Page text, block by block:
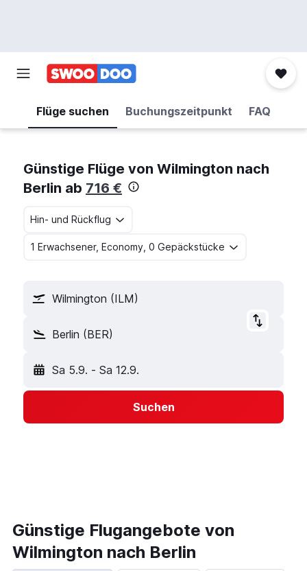
Flüge suchen Buchungszeitpunkt FAQ
Günstige Flüge von Wilmington nach
Berlin ab 716 €
Hin- und Rückflug
1 Erwachsener, Economy, 0 Gepäckstücke
Wilmington (ILM)
Berlin (BER)
Sa 5.9. - Sa 12.9.
Suchen
Günstige Flugangebote von
Wilmington nach Berlin